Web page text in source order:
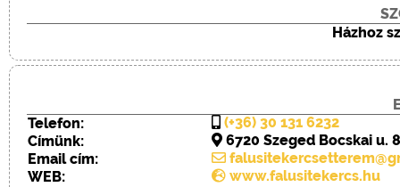
Házhoz
Telefon:
(+36) 30 131 6232
Címünk:
6720 Szeged Bocskai u.
Email cím:
WEB:
www.falusitekercs.hu